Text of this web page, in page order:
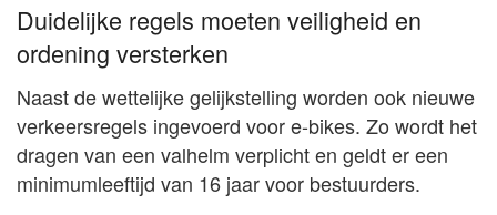
Duidelijke regels moeten veiligheid en
ordening versterken
Naast de wettelijke gelijkstelling worden ook nieuwe
verkeersregels ingevoerd voor e-bikes. Zo wordt het
dragen van een valhelm verplicht en geldt er een
minimumleeftijd van 16 jaar voor bestuurders.